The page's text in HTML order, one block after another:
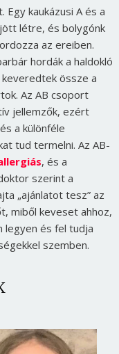
kaukázusi A és a
létre, és bolygónk
az ereiben.
hordák a haldokló
össze a
Az AB csoport
jellemzők, ezért
a különféle
tud termelni. Az AB-
, és a
szerint a
„ajánlatot tesz” az
miből keveset ahhoz,
legyen és fel tudja
szemben.